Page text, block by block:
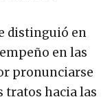
distinguió en
en las
pronunciarse
tratos hacia las